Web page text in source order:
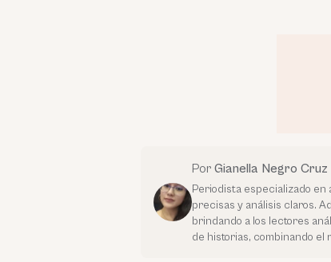
Por Gianella Negro Cruz
Periodista especializado
precisas y análisis claros.
brindando a los lectores
de historias, combinando el